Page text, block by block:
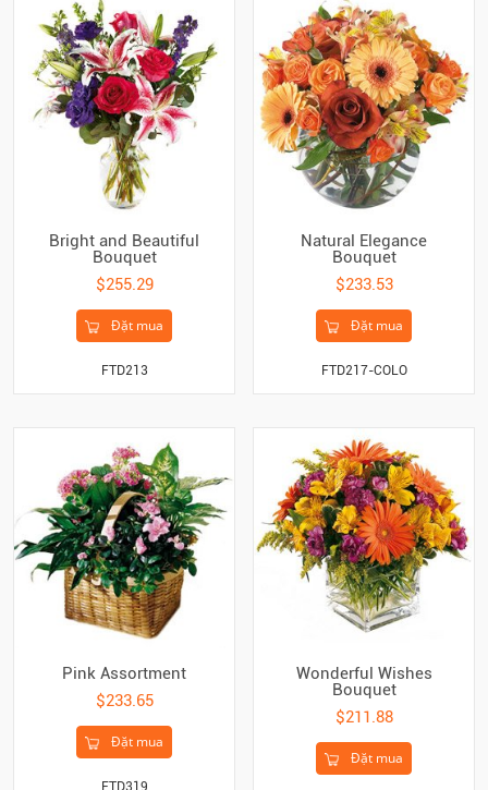
Bright and Beautiful
Bouquet
$255.29
Đặt mua
FTD213
Natural Elegance
Bouquet
$233.53
Đặt mua
FTD217-COLO
Pink Assortment
$233.65
Đặt mua
FTD319
Wonderful Wishes
Bouquet
$211.88
Đặt mua